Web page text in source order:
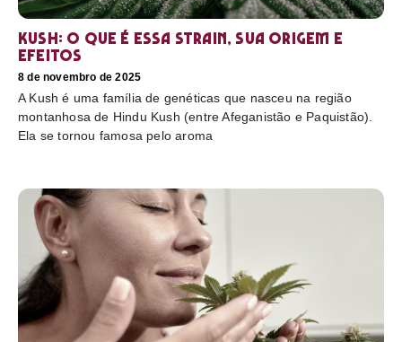
Kush: o que é essa strain, sua origem e
efeitos
8 de novembro de 2025
A Kush é uma família de genéticas que nasceu na região
montanhosa de Hindu Kush (entre Afeganistão e Paquistão).
Ela se tornou famosa pelo aroma